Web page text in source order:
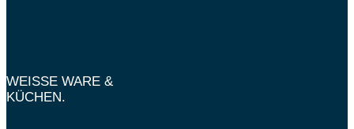
WEISSE WARE &
KÜCHEN.